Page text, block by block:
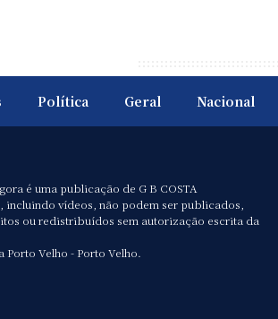
Política Geral Nacional
é uma publicação de G B COSTA
vídeos, não podem ser publicados,
ou redistribuídos sem autorização escrita da
Porto Velho - Porto Velho.